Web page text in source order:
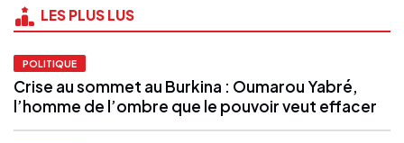
LES PLUS LUS
POLITIQUE
Crise au sommet au Burkina : Oumarou Yabré,
l’homme de l’ombre que le pouvoir veut effacer